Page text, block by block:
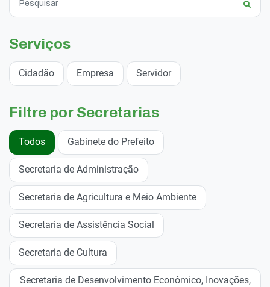
Serviços
Cidadão Empresa Servidor
Filtre por Secretarias
Todos Gabinete do Prefeito
Secretaria de Administração
Secretaria de Agricultura e Meio Ambiente
Secretaria de Assistência Social
Secretaria de Cultura
Secretaria de Desenvolvimento Econômico, Inovações,